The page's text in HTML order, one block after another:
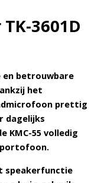
3601D
en betrouwbare
het
prettig
dagelijks
KMC-55 volledig
portofoon.
speakerfunctie